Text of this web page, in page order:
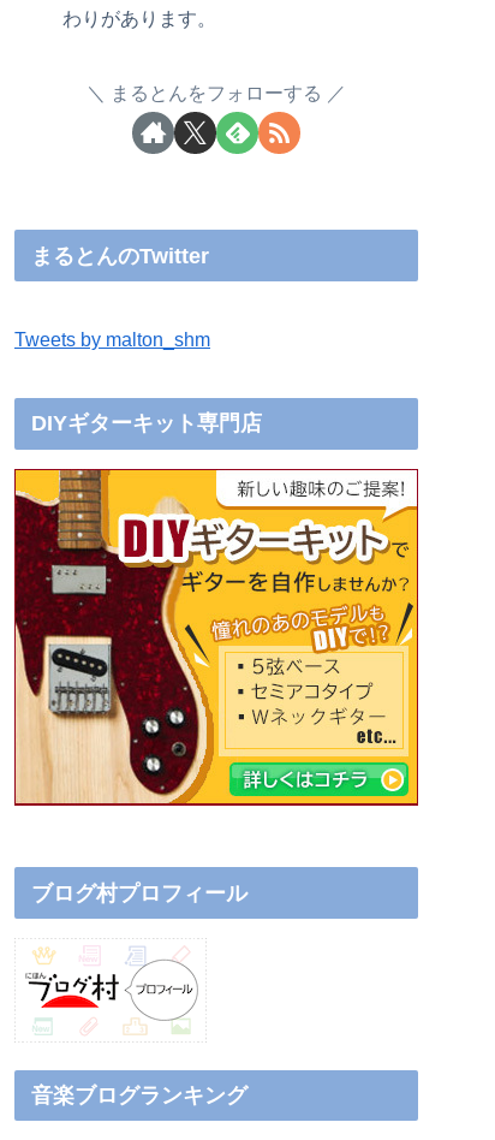
わりがあります。
まるとんをフォローする
まるとんのTwitter
Tweets by malton_shm
DIYギターキット専門店
ブログ村プロフィール
音楽ブログランキング